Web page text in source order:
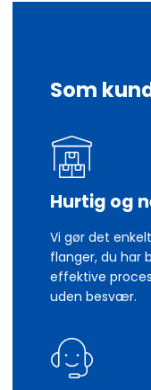
Som
Hurtig og
Vi gør det
flanger, du har
effektive
uden besvær.